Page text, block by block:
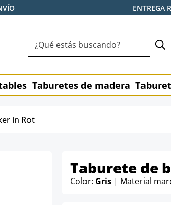
ENTREGA
Taburetes de madera
in Rot
Taburete de
Color: Gris | Material